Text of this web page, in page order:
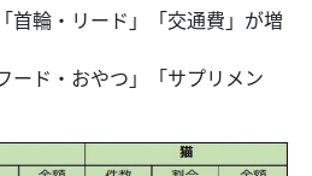
首輪・リード」「交通費」が増
ード・おやつ」「サプリメン